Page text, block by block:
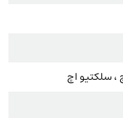
، سلکتیو اچ